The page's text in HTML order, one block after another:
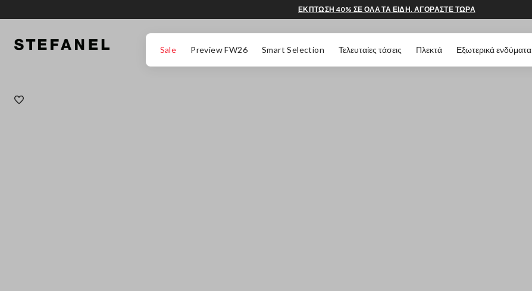
Sale Preview FW26 Smart Selection Τελευταίες τάσεις Πλεκτά Εξωτερικά ενδύματα
ΕΚΠΤΩΣΗ 40% ΣΕ ΟΛΑ ΤΑ ΕΙΔΗ. ΑΓΟΡΑΣΤΕ ΤΩΡΑ